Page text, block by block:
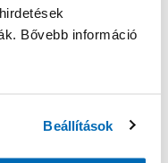
Bővebb információ
Beállítások